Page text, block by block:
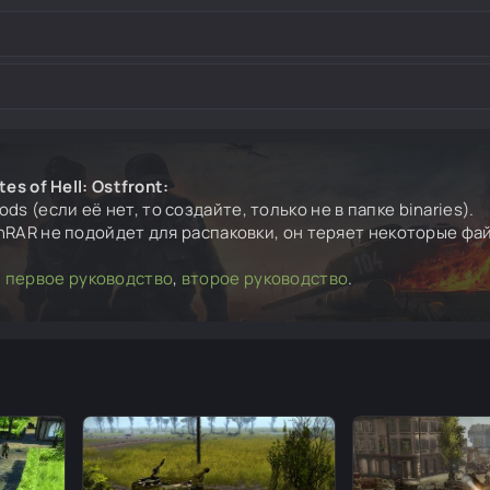
of Hell: Ostfront:
(если её нет, то создайте, только не в папке binaries).
не подойдет для распаковки, он теряет некоторые
первое руководство, второе руководство.